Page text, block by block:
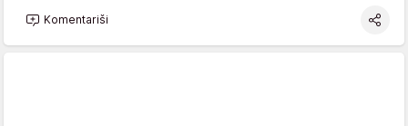
Komentariši